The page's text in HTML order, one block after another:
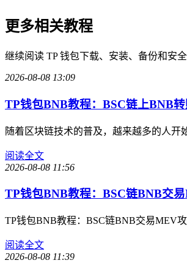
更多相关教程
继续阅读 TP 钱包下载、安装、备份和安全
2026-08-08 13:09
TP钱包BNB教程：BSC链上BNB
随着区块链技术的普及，越来越多的人
阅读全文
2026-08-08 11:56
TP钱包BNB教程：BSC链BNB交
TP钱包BNB教程：BSC链BNB交易MEV
阅读全文
2026-08-08 11:39